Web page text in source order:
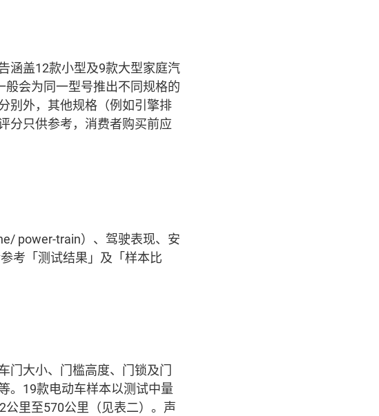
涵盖12款小型及9款大型家庭汽
会为同一型号推出不同规格的
别外，其他规格（例如引擎排
分只供参考，消费者购买前应
power-train）、驾驶表现、安
考「测试结果」及「样本比
门大小、门槛高度、门锁及门
。19款电动车样本以测试中量
里至570公里（见表二）。声